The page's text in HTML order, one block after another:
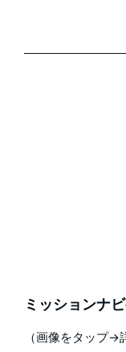
ミッションナ
（画像をタップ→